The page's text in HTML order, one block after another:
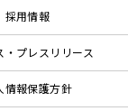
採用情報
・プレスリリース
情報保護方針